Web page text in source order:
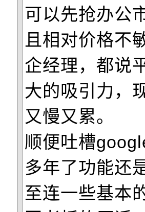
可以先抢办公
且相对价格不
企经理，都说
大的吸引力，
又慢又累。
顺便吐槽
多年了功能还
至连一些基本